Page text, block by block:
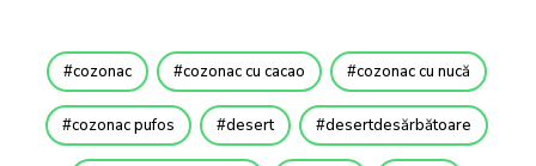
cozonac cozonac cu cacao cozonac cu nucă
cozonac pufos desert desertdesărbătoare